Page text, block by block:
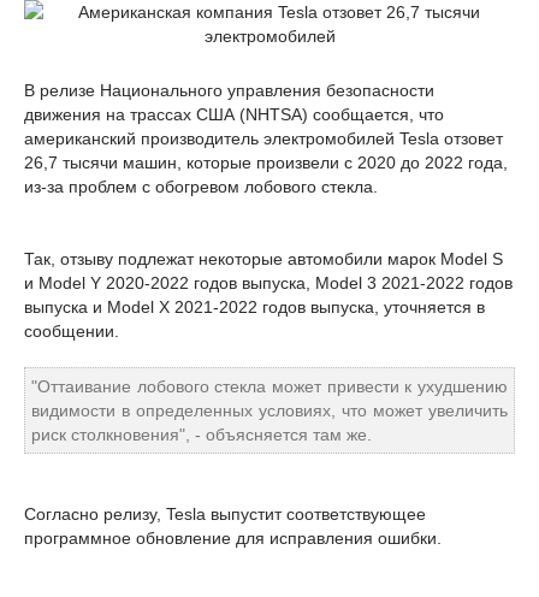
В релизе Национального управления безопасности
движения на трассах США (NHTSA) сообщается, что
американский производитель электромобилей Tesla отзовет
26,7 тысячи машин, которые произвели с 2020 до 2022 года,
из-за проблем с обогревом лобового стекла.
Так, отзыву подлежат некоторые автомобили марок Model S
и Model Y 2020-2022 годов выпуска, Model 3 2021-2022 годов
выпуска и Model X 2021-2022 годов выпуска, уточняется в
сообщении.
"Оттаивание лобового стекла может привести к ухудшению
видимости в определенных условиях, что может увеличить
риск столкновения", - объясняется там же.
Согласно релизу, Tesla выпустит соответствующее
программное обновление для исправления ошибки.